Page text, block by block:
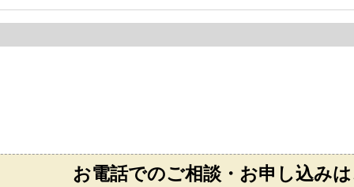
お電話でのご相談・お申し込み